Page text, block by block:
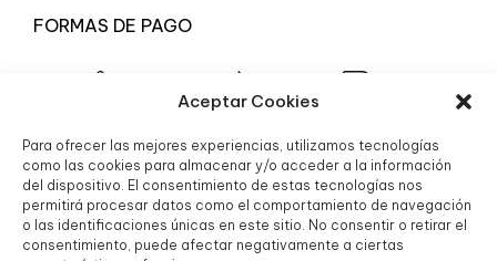
Aceptar Cookies
Para ofrecer las mejores experiencias, utilizamos tecnologías
como las cookies para almacenar y/o acceder a la información
del dispositivo. El consentimiento de estas tecnologías nos
permitirá procesar datos como el comportamiento de navegación
o las identificaciones únicas en este sitio. No consentir o retirar el
consentimiento, puede afectar negativamente a ciertas
FORMAS DE PAGO
© 2025 Boutique Granada S.L.